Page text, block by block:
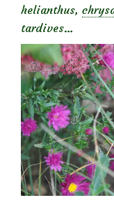
helianthus,
tardives…